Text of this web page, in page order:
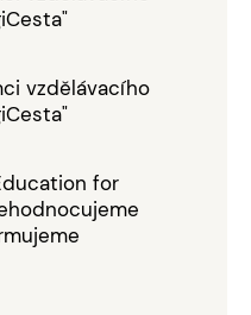
vzdělávacího
for